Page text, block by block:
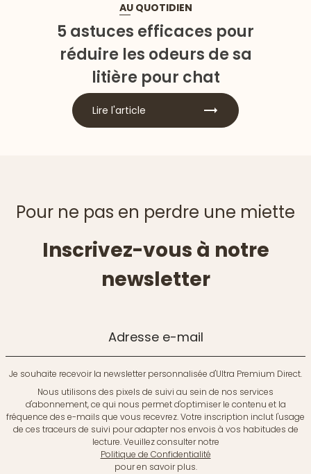
AU QUOTIDIEN
5 astuces efficaces pour
réduire les odeurs de sa
litière pour chat
Lire l'article
Pour ne pas en perdre une miette
Inscrivez-vous à notre
newsletter
Adresse e-mail
Je souhaite recevoir la newsletter personnalisée d'Ultra Premium Direct.
Nous utilisons des pixels de suivi au sein de nos services
d'abonnement, ce qui nous permet d'optimiser le contenu et la
fréquence des e-mails que vous recevrez. Votre inscription inclut l'usage
de ces traceurs de suivi pour adapter nos envois à vos habitudes de
lecture. Veuillez consulter notre
Politique de Confidentialité
pour en savoir plus.